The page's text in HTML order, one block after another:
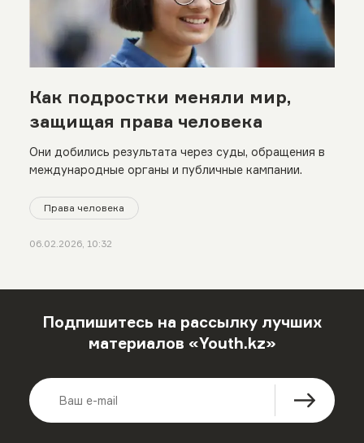
Как подростки меняли мир,
защищая права человека
Они добились результата через суды, обращения в
международные органы и публичные кампании.
Права человека
06.02.2026, 10:32
Подпишитесь на рассылку лучших
материалов «Youth.kz»